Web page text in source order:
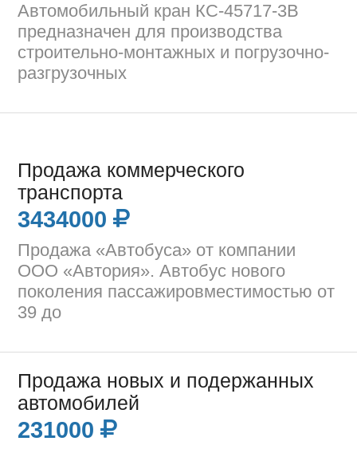
Автомобильный кран КС-45717-3В
предназначен для производства
строительно-монтажных и погрузочно-
разгрузочных
Продажа коммерческого
транспорта
3434000
Продажа «Автобуса» от компании
ООО «Автория». Автобус нового
поколения пассажировместимостью от
39 до
Продажа новых и подержанных
автомобилей
231000